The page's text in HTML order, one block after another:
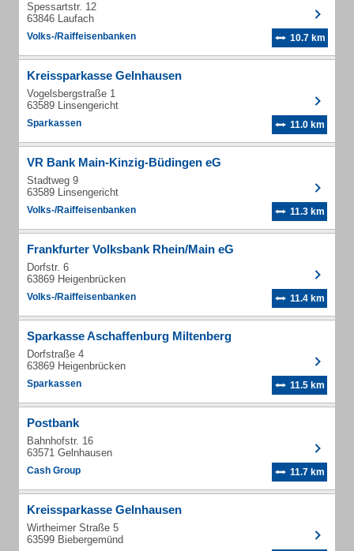
Spessartstr. 12
63846 Laufach
Volks-/Raiffeisenbanken 10.7 km
Kreissparkasse Gelnhausen
Vogelsbergstraße 1
63589 Linsengericht
Sparkassen 11.0 km
VR Bank Main-Kinzig-Büdingen eG
Stadtweg 9
63589 Linsengericht
Volks-/Raiffeisenbanken 11.3 km
Frankfurter Volksbank Rhein/Main eG
Dorfstr. 6
63869 Heigenbrücken
Volks-/Raiffeisenbanken 11.4 km
Sparkasse Aschaffenburg Miltenberg
Dorfstraße 4
63869 Heigenbrücken
Sparkassen 11.5 km
Postbank
Bahnhofstr. 16
63571 Gelnhausen
Cash Group 11.7 km
Kreissparkasse Gelnhausen
Wirtheimer Straße 5
63599 Biebergemünd